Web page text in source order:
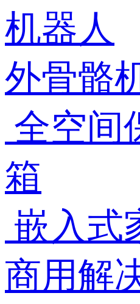
机器人
外骨骼
全空间
箱
嵌入式
商用解